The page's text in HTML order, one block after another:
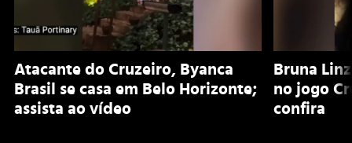
Atacante do Cruzeiro, Byanca
Brasil se casa em Belo Horizonte;
assista ao vídeo
Bruna
no jogo
confira